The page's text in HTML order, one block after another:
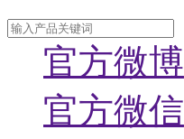
官方微博
官方微信